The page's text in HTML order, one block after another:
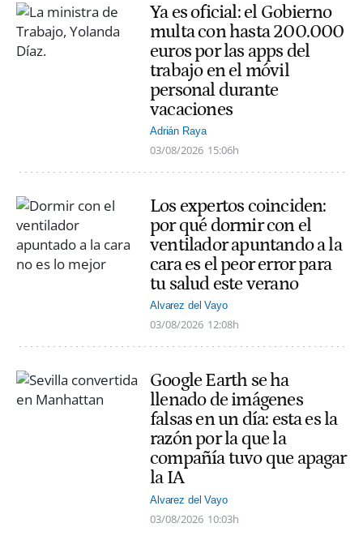
Ya es oficial: el Gobierno
multa con hasta 200.000
euros por las apps del
trabajo en el móvil
personal durante
vacaciones
Adrián Raya
03/08/2026 15:06h
Los expertos coinciden:
por qué dormir con el
ventilador apuntando a la
cara es el peor error para
tu salud este verano
Alvarez del Vayo
03/08/2026 12:08h
Google Earth se ha
llenado de imágenes
falsas en un día: esta es la
razón por la que la
compañía tuvo que apagar
la IA
Alvarez del Vayo
03/08/2026 10:03h